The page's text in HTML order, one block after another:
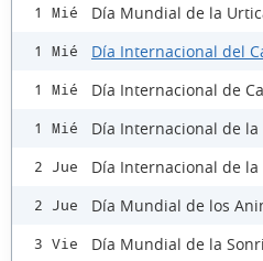
1 Mié Día Mundial de la
1 Mié Día Internacional del
1 Mié Día Internacional de
1 Mié Día Internacional de
2 Jue Día Internacional de la
2 Jue Día Mundial de los
3 Vie Día Mundial de la